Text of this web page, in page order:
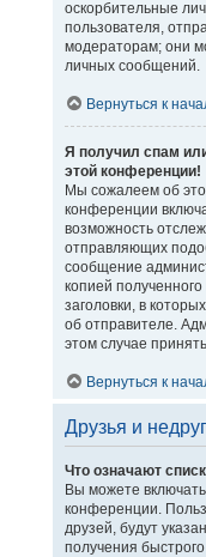
оскорбительные
пользователя,
модераторам; они
личных сообщений.
Вернуться к
Я получил спам
этой конференции!
Мы сожалеем об
конференции
возможность
отправляющих
сообщение
копией
заголовки, в
об отправителе.
этом случае
Вернуться к
Друзья и
Что означают
Вы можете включать
конференции.
друзей, будут
получения